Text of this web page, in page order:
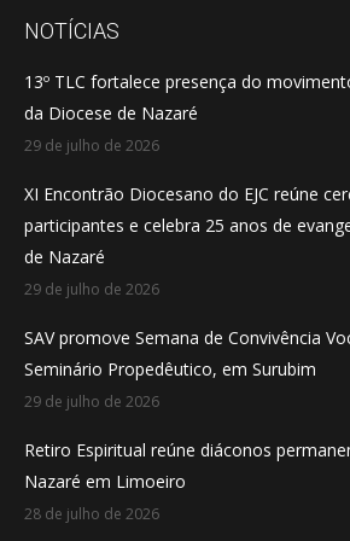
opens
new
window
opens
new
window
opens
new
window
NOTÍCIAS
13º TLC fortalece presença do
da Diocese de Nazaré
29 de julho de 2026
XI Encontrão Diocesano do EJC reúne
participantes e celebra 25 anos de
de Nazaré
29 de julho de 2026
SAV promove Semana de Convivência
Seminário Propedêutico, em Surubim
29 de julho de 2026
Retiro Espiritual reúne diáconos
Nazaré em Limoeiro
28 de julho de 2026